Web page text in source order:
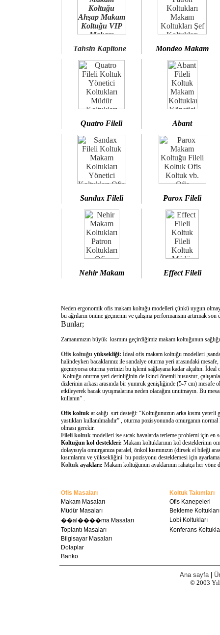
Tahsin Kapitone Mondeo Makam
Quatro Fileli Abant
Sandax Fileli Parox Fileli
Nehir Makam Effect Fileli
Neden ergonomik ofis makam koltuğu modelleri çünkü uygun
bu ağrıların önüne geçmenin ve çalışma performansını artırmak
Bunlar;
Zamanımızın büyük kısmını geçirdiğimiz makam koltuğunun
Ofis koltuğu yüksekliği: İdeal ofis makam koltuğu modelleri
halindeyken bacaklarınız ile sandalye oturma yeri arasındaki
geçmiyorsa oturma yerinizi bu işlemi sağlayana kadar alçaltın.
Koltuğu oturma yeri derinliğinin de ikinci önemli husustur,
dizlerinin arkası arasında bir yumruk genişliğinde (5-7 cm) mesafe
etkileyerek bacak uyuşmalarına neden olacağını unutmayın. Bu
kullanın” .
Ofis koltuk arkalığı sırt desteği: “Koltuğunuzun arka kısmı
yastıkları kullanılmalıdır” , oturma pozisyonunda omurganın
olması gerekir.
Fileli koltuk modelleri ise sıcak havalarda terleme problemi için
Koltuğun kol destekleri: Makam koltuklarının kol desteklerinin
dolayısıyla omurganıza paralel, önkol kısmınızın (dirsek el bileği
kısımlarını ve yüksekliğini bu pozisyonu desteklemesi için
Koltuk ayakları: Makam koltuğunun ayaklarının rahatça her
Ofis Masaları
Koltuk Takımları
Makam Masaları
Ofis Kanepeleri
Müdür Masaları
Bekleme Koltukları
��al����ma Masaları
Lobi Koltukları
Toplantı Masaları
Konferans
Bilgisayar Masaları
Dolaplar
Banko
Ana sayfa
© 2003